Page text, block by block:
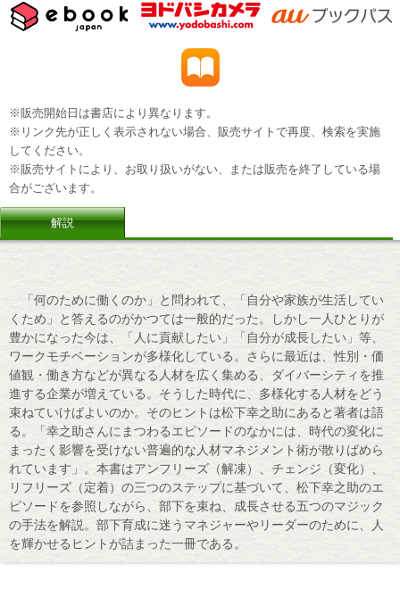
※販売開始日は書店により異なります。
※リンク先が正しく表示されない場合、販売サイトで再度、検索を実施
してください。
※販売サイトにより、お取り扱いがない、または販売を終了している場
合がございます。
解説
「何のために働くのか」と問われて、「自分や家族が生活してい
くため」と答えるのがかつては一般的だった。しかし一人ひとりが
豊かになった今は、「人に貢献したい」「自分が成長したい」等、
ワークモチベーションが多様化している。さらに最近は、性別・価
値観・働き方などが異なる人材を広く集める、ダイバーシティを推
進する企業が増えている。そうした時代に、多様化する人材をどう
束ねていけばよいのか。そのヒントは松下幸之助にあると著者は語
る。「幸之助さんにまつわるエピソードのなかには、時代の変化に
まったく影響を受けない普遍的な人材マネジメント術が散りばめら
れています」。本書はアンフリーズ（解凍）、チェンジ（変化）、
リフリーズ（定着）の三つのステップに基づいて、松下幸之助のエ
ピソードを参照しながら、部下を束ね、成長させる五つのマジック
の手法を解説。部下育成に迷うマネジャーやリーダーのために、人
を輝かせるヒントが詰まった一冊である。